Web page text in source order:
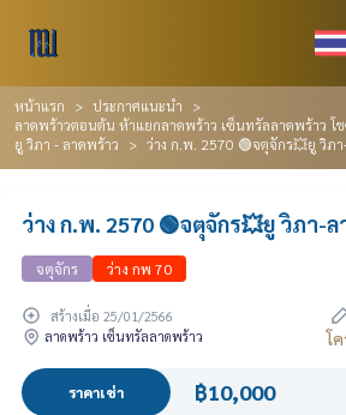
หน้าแรก
ประกาศแนะนำ
ลาดพร้าวตอนต้น ห้าแยกลาดพร้าว เซ็นทรัลลาดพร้าว โ
ยู วิภา - ลาดพร้าว
ว่าง ก.พ. 2570 🟢จตุจักร💥ยู วิภ
ว่าง ก.พ. 2570 🟢จตุจักร💥ยู วิภา-
จตุจักร ว่าง กพ 70
สร้างเมื่อ 25/01/2566
ลาดพร้าว เซ็นทรัลลาดพร้าว
โ
ราคาเช่า ฿10,000